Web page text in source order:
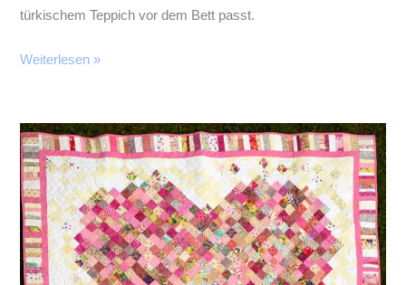
türkischem Teppich vor dem Bett passt.
Der
Weiterlesen »